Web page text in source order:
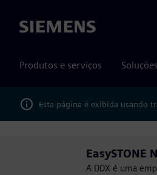
Siemens
Produtos e serviços Soluções
Esta página é exibida usando
EasySTONE
A DDX é uma